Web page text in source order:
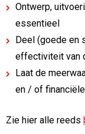
Ontwerp,
essentieel
Deel (goede en
effectiviteit van
Laat de
en / of
Zie hier alle reeds